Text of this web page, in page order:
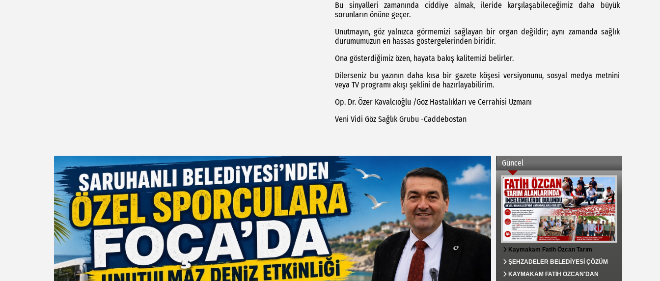
Bu sinyalleri zamanında ciddiye almak, ileride karşılaşabileceğimiz daha büyük
sorunların önüne geçer.
Unutmayın, göz yalnızca görmemizi sağlayan bir organ değildir; aynı zamanda sağlık
durumumuzun en hassas göstergelerinden biridir.
Ona gösterdiğimiz özen, hayata bakış kalitemizi belirler.
Dilerseniz bu yazının daha kısa bir gazete köşesi versiyonunu, sosyal medya metnini
veya TV programı akışı şeklini de hazırlayabilirim.
Op. Dr. Özer Kavalcıoğlu /Göz Hastalıkları ve Cerrahisi Uzmanı
Veni Vidi Göz Sağlık Grubu -Caddebostan
Güncel
Kaymakam Fatih Özcan Tarım
Alanlarında İncelemelerde Bulundu,
Develi Mahallesi’nde Vatandaşlarla
ŞEHZADELER BELEDİYESİ ÇÖZÜM
MERKEZİ VATANDAŞIN TALEPLERİNE
KAYMAKAM FATİH ÖZCAN'DAN